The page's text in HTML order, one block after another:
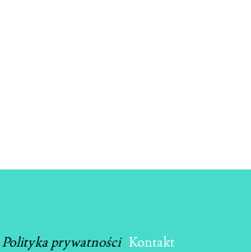
Polityka prywatnościKontakt